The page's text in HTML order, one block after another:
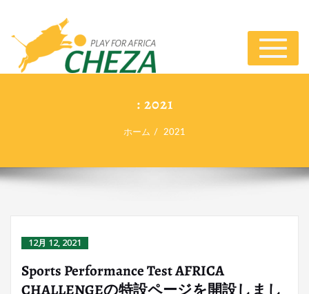
ナ
ビ
ゲ
り
替
: 2021
ホーム 2021
12月 12, 2021
Sports Performance Test AFRICA
CHALLENGEの特設ページを開設しまし